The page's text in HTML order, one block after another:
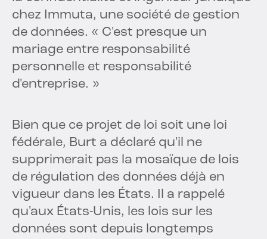
chez Immuta, une société de gestion
de données. « C'est presque un
mariage entre responsabilité
personnelle et responsabilité
d'entreprise. »
Bien que ce projet de loi soit une loi
fédérale, Burt a déclaré qu'il ne
supprimerait pas la mosaïque de lois
de régulation des données déjà en
vigueur dans les États. Il a rappelé
qu'aux États-Unis, les lois sur les
données sont depuis longtemps